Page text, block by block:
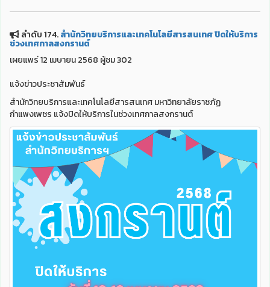
ลำดับ 174.สำนักวิทยบริการและเทคโนโลยีสารสนเทศ ปิดให้บริการ
ช่วงเทศกาลสงกรานต์
เผยแพร่ 12 เมษายน 2568 ผู้ชม 302
แจ้งข่าวประชาสัมพันธ์
สำนักวิทยบริการและเทคโนโลยีสารสนเทศ มหาวิทยาลัยราชภัฏ
กำแพงเพชร แจ้งปิดให้บริการในช่วงเทศกาลสงกรานต์